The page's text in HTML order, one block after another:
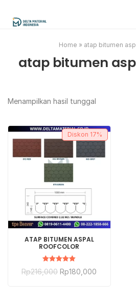
Home » atap bitumen
atap bitumen
Menampilkan hasil tunggal
Diskon 17%
BELI SEKARANG
ATAP BITUMEN ASPAL
ROOFCOLOR
Dinilai
5.00
Rp216,000 Rp180,000